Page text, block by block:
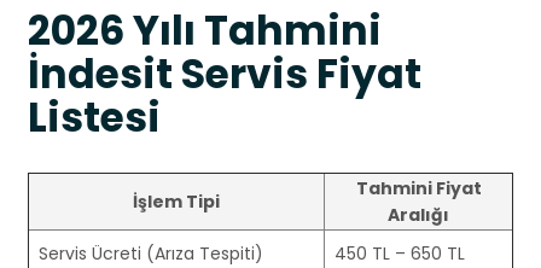
2026 Yılı Tahmini
İndesit Servis Fiyat
Listesi
İşlem Tipi
Tahmini Fiyat
Aralığı
Servis Ücreti (Arıza Tespiti)
450 TL – 650 TL